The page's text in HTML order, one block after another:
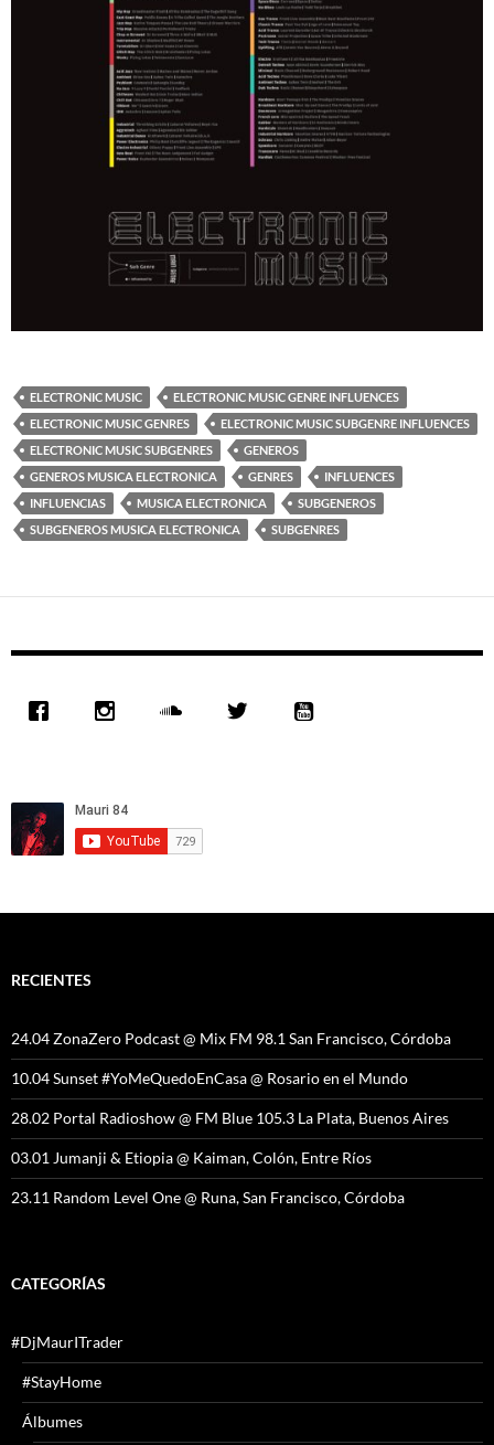
ELECTRONIC MUSIC
ELECTRONIC MUSIC GENRE INFLUENCES
ELECTRONIC MUSIC GENRES
ELECTRONIC MUSIC SUBGENRE INFLUENCES
ELECTRONIC MUSIC SUBGENRES
GENEROS
GENEROS MUSICA ELECTRONICA
GENRES
INFLUENCES
INFLUENCIAS
MUSICA ELECTRONICA
SUBGENEROS
SUBGENEROS MUSICA ELECTRONICA
SUBGENRES
RECIENTES
24.04 ZonaZero Podcast @ Mix FM 98.1 San Francisco, Córdoba
10.04 Sunset #YoMeQuedoEnCasa @ Rosario en el Mundo
28.02 Portal Radioshow @ FM Blue 105.3 La Plata, Buenos Aires
03.01 Jumanji & Etiopia @ Kaiman, Colón, Entre Ríos
23.11 Random Level One @ Runa, San Francisco, Córdoba
CATEGORÍAS
#DjMaurITrader
#StayHome
Álbumes